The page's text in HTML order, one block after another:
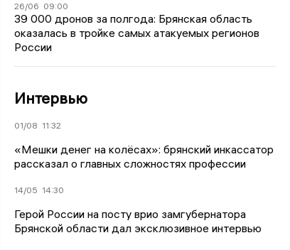
26/06 09:00
39 000 дронов за полгода: Брянская область
оказалась в тройке самых атакуемых регионов
России
Интервью
01/08 11:32
«Мешки денег на колёсах»: брянский инкассатор
рассказал о главных сложностях профессии
14/05 14:30
Герой России на посту врио замгубернатора
Брянской области дал эксклюзивное интервью